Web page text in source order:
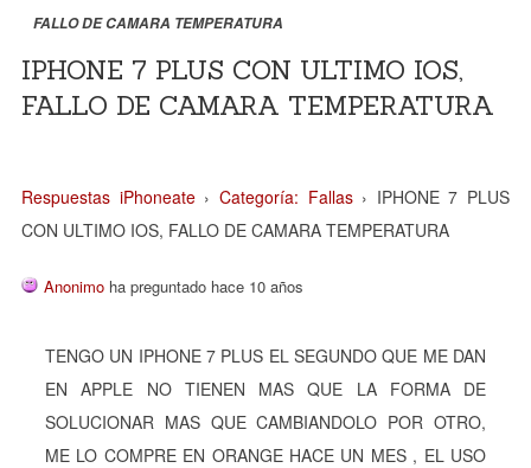
FALLO DE CAMARA TEMPERATURA
IPHONE 7 PLUS CON ULTIMO IOS,
FALLO DE CAMARA TEMPERATURA
Respuestas iPhoneate› Categoría: Fallas› IPHONE 7 PLUS
CON ULTIMO IOS, FALLO DE CAMARA TEMPERATURA
Anonimo ha preguntado hace 10 años
TENGO UN IPHONE 7 PLUS EL SEGUNDO QUE ME DAN
EN APPLE NO TIENEN MAS QUE LA FORMA DE
SOLUCIONAR MAS QUE CAMBIANDOLO POR OTRO,
ME LO COMPRE EN ORANGE HACE UN MES , EL USO